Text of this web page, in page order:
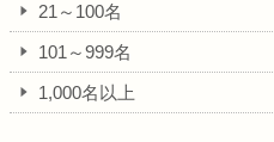
21～100名
101～999名
1,000名以上